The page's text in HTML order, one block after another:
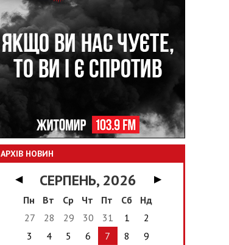
АРХІВ НОВИН
◀ СЕРПЕНЬ, 2026
▶
Пн
Вт Ср Чт Пт Сб
Нд
27
28 29 30 31 1
2
3
4 5 6 7 8
9